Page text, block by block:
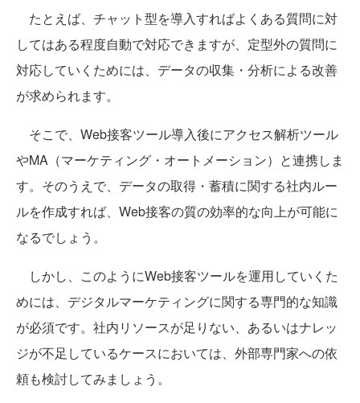
たとえば、チャット型を導入すればよくある質問に対
してはある程度自動で対応できますが、定型外の質問に
対応していくためには、データの収集・分析による改善
が求められます。
そこで、Web接客ツール導入後にアクセス解析ツール
やMA（マーケティング・オートメーション）と連携しま
す。そのうえで、データの取得・蓄積に関する社内ルー
ルを作成すれば、Web接客の質の効率的な向上が可能に
なるでしょう。
しかし、このようにWeb接客ツールを運用していくた
めには、デジタルマーケティングに関する専門的な知識
が必須です。社内リソースが足りない、あるいはナレッ
ジが不足しているケースにおいては、外部専門家への依
頼も検討してみましょう。